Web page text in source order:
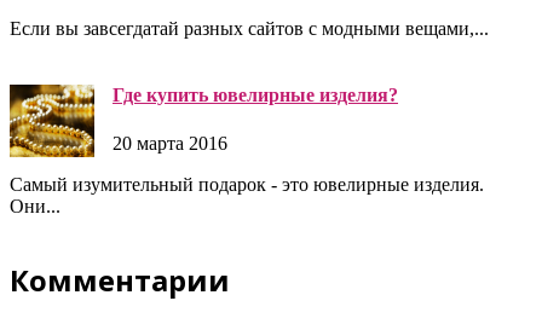
Если вы завсегдатай разных сайтов с модными вещами,...
Где купить ювелирные изделия?
20 марта 2016
Самый изумительный подарок - это ювелирные изделия.
Они...
Комментарии